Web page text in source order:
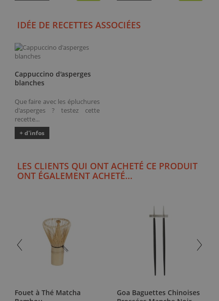
IDÉE DE RECETTES ASSOCIÉES
Cappuccino d'asperges
blanches
Que faire avec les épluchures
d'asperges ? testez cette
recette...
+ d'infos
LES CLIENTS QUI ONT ACHETÉ CE PRODUIT
ONT ÉGALEMENT ACHETÉ...
Fouet à Thé Matcha
Goa Baguettes Chinoises